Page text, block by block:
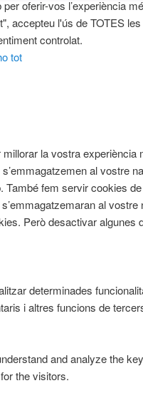
oferir-vos l’experiència
accepteu l'ús de TOTES
controlat.
tot
la vostra
al vostre
També fem servir cookies
al
Però desactivar
determinades
i altres funcions de
and analyze the
the visitors.